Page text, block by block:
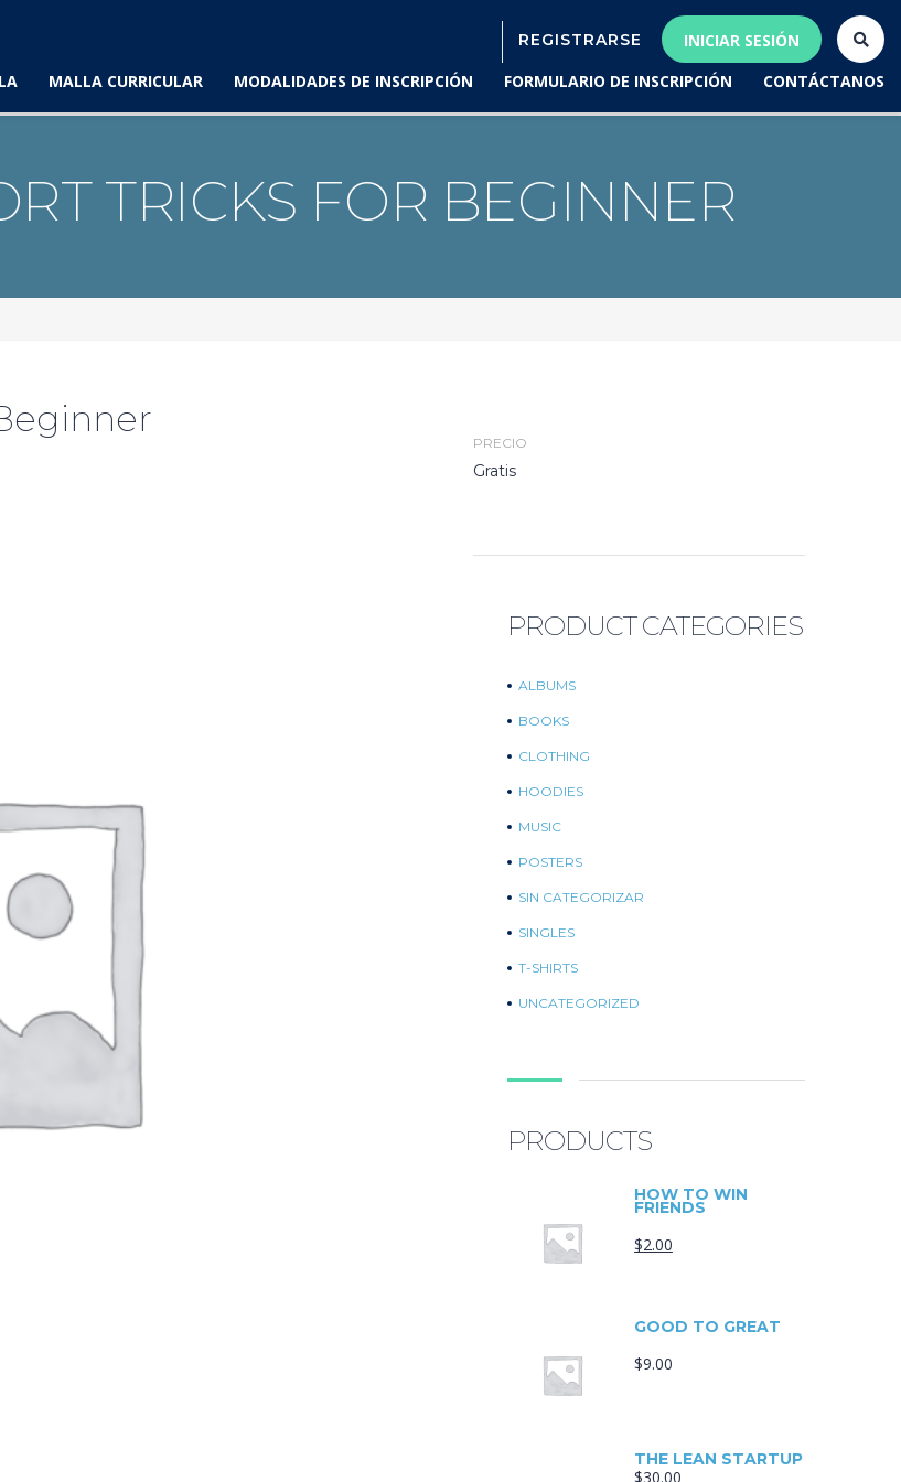
REGISTRARSE
INICIAR SESIÓN
MALLA CURRICULAR MODALIDADES DE INSCRIPCIÓN FORMULARIO DE INSCRIPCIÓN CONTÁCTANOS
TRICKS FOR BEGINNER
PRECIO
Gratis
PRODUCT CATEGORIES
ALBUMS
BOOKS
CLOTHING
HOODIES
MUSIC
POSTERS
SIN CATEGORIZAR
SINGLES
T-SHIRTS
UNCATEGORIZED
PRODUCTS
HOW TO WIN
FRIENDS
$2.00
GOOD TO GREAT
$9.00
THE LEAN STARTUP
$30.00